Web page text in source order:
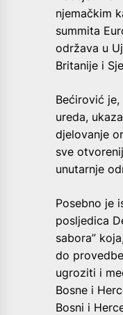
njemačkim
summita
održava u
Britanije i
Bećirović
ureda,
djelovanje
sve
unutarnje
Posebno je
posljedica
sabora”
do
ugroziti i
Bosne i
Bosni i